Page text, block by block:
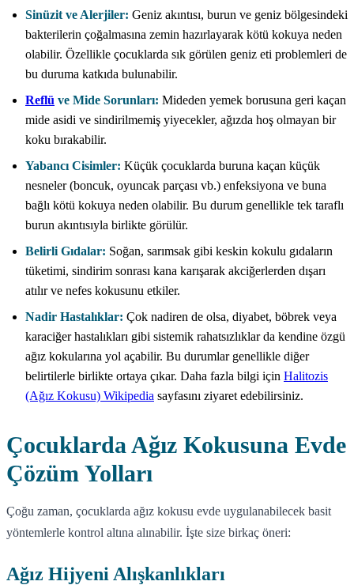
Sinüzit ve Alerjiler: Geniz akıntısı, burun ve geniz bölgesindeki
bakterilerin çoğalmasına zemin hazırlayarak kötü kokuya neden
olabilir. Özellikle çocuklarda sık görülen geniz eti problemleri de
bu duruma katkıda bulunabilir.
Reflü ve Mide Sorunları: Mideden yemek borusuna geri kaçan
mide asidi ve sindirilmemiş yiyecekler, ağızda hoş olmayan bir
koku bırakabilir.
Yabancı Cisimler: Küçük çocuklarda buruna kaçan küçük
nesneler (boncuk, oyuncak parçası vb.) enfeksiyona ve buna
bağlı kötü kokuya neden olabilir. Bu durum genellikle tek taraflı
burun akıntısıyla birlikte görülür.
Belirli Gıdalar: Soğan, sarımsak gibi keskin kokulu gıdaların
tüketimi, sindirim sonrası kana karışarak akciğerlerden dışarı
atılır ve nefes kokusunu etkiler.
Nadir Hastalıklar: Çok nadiren de olsa, diyabet, böbrek veya
karaciğer hastalıkları gibi sistemik rahatsızlıklar da kendine özgü
ağız kokularına yol açabilir. Bu durumlar genellikle diğer
belirtilerle birlikte ortaya çıkar. Daha fazla bilgi için Halitozis
(Ağız Kokusu) Wikipedia sayfasını ziyaret edebilirsiniz.
Çocuklarda Ağız Kokusuna Evde
Çözüm Yolları
Çoğu zaman, çocuklarda ağız kokusu evde uygulanabilecek basit
yöntemlerle kontrol altına alınabilir. İşte size birkaç öneri:
Ağız Hijyeni Alışkanlıkları